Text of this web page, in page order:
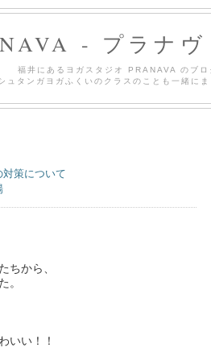
- プラナ
福井にあるヨガスタジオ PRANAVA のブロ
ュタンガヨガふくいのクラスのことも一緒に
策について
ちから、
。
いい！！